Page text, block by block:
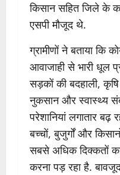
किसान सहित जिले के
एसपी मौजूद थे.
ग्रामीणों ने बताया कि
आवाजाही से भारी धूल
सड़कों की बदहाली,
नुकसान और स्वास्थ्य
परेशानियां लगातार बढ़
बच्चों, बुजुर्गों और
सबसे अधिक दिक्कतों
करना पड़ रहा है.